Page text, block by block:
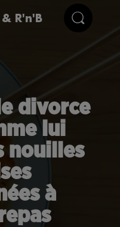
R'n'B
divorce
lui
nouilles
à